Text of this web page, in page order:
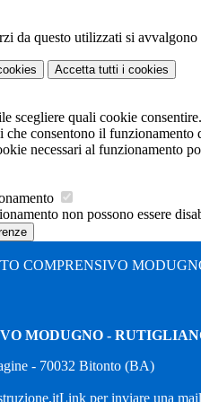
da questo utilizzati si
Accetta tutti i cookies
scegliere quali cookie consentire.
che consentono il
necessari al funzionamento
non possono essere
COMPRENSIVO
MODUGNO -
- 70032 Bitonto (BA)
Link per inviare una mail